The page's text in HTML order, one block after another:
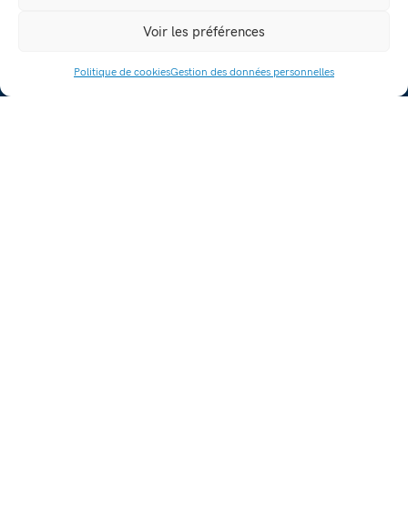
Voir les préférences
Politique de cookiesGestion des données personnelles
Aide à domicile
DEMANDE DE DEVIS ACCÈS RAPIDE